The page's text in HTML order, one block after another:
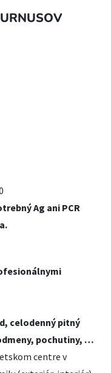
Ag ani PCR
celodenný pitný
pochutiny, …
centre v